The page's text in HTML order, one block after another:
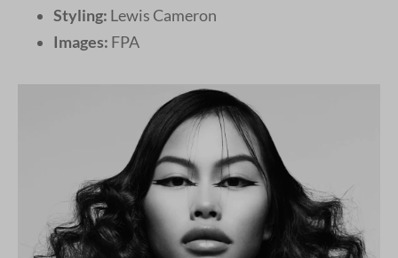
Styling: Lewis Cameron
Images: FPA